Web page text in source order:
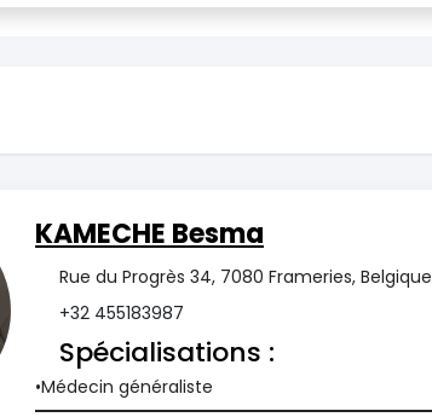
KAMECHE Besma
Rue du Progrès 34, 7080 Frameries, Belgique
+32 455183987
Spécialisations :
Médecin généraliste